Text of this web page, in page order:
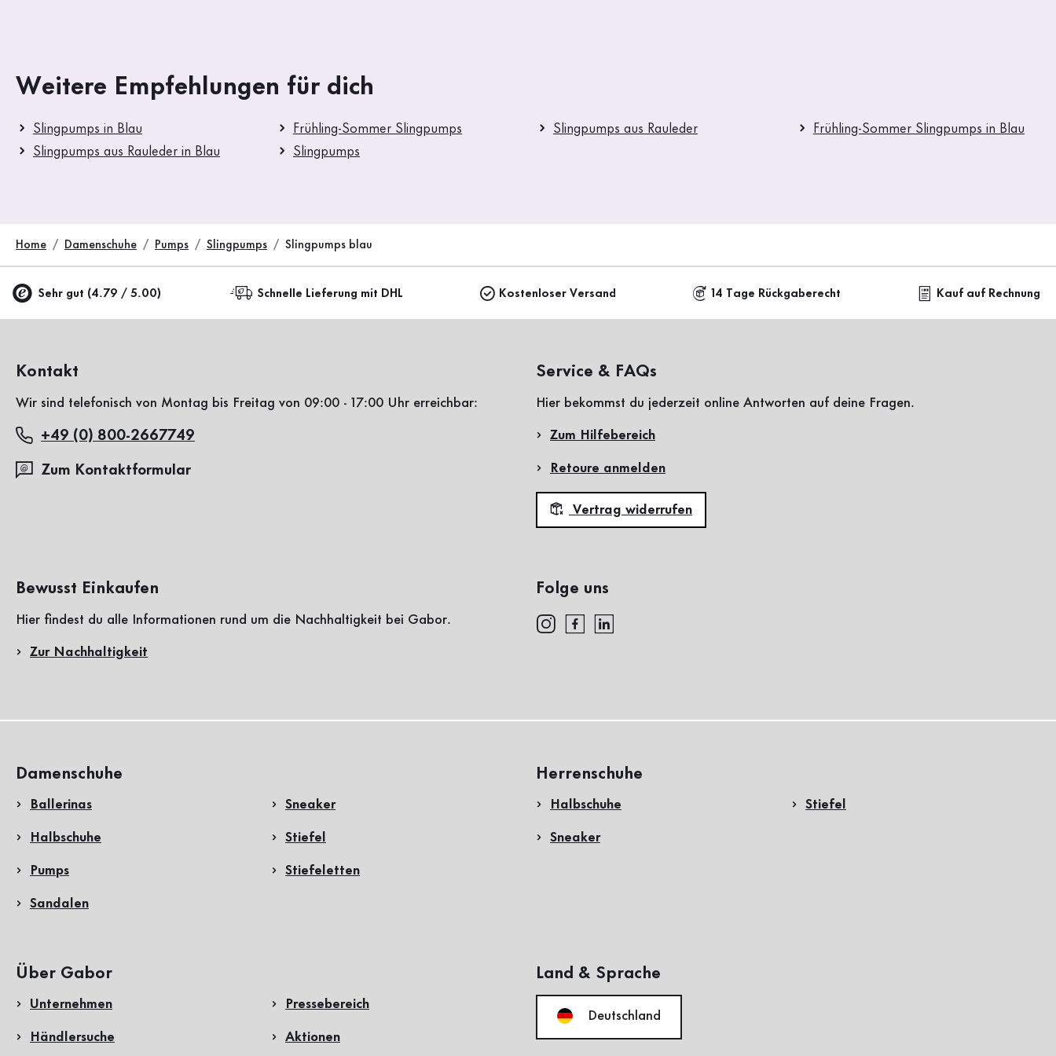
Weitere Empfehlungen für dich
Slingpumps in Blau Frühling-Sommer Slingpumps Slingpumps aus Rauleder
Frühling-Sommer Slingpumps in Blau
Slingpumps aus Rauleder in Blau
Slingpumps
Home Damenschuhe Pumps Slingpumps Slingpumps blau
Sehr gut (4.79 / 5.00) Schnelle Lieferung mit DHL Kostenloser Versand 14 Tage Rückgaberecht Kauf auf Rechnung
Kontakt
Wir sind telefonisch von Montag bis Freitag von 09:00 - 17:00 Uhr erreichbar:
+49 (0) 800-2667749
Zum Kontaktformular
Service & FAQs
Hier bekommst du jederzeit online Antworten auf deine Fragen.
Zum Hilfebereich
Retoure anmelden
Vertrag widerrufen
Bewusst Einkaufen
Hier findest du alle Informationen rund um die Nachhaltigkeit bei Gabor.
Zur Nachhaltigkeit
Folge uns
Damenschuhe
Ballerinas
Halbschuhe
Pumps
Sandalen
Sneaker
Stiefel
Stiefeletten
Herrenschuhe
Halbschuhe
Sneaker
Stiefel
Über Gabor
Unternehmen
Händlersuche
Pressebereich
Aktionen
Land & Sprache
Deutschland